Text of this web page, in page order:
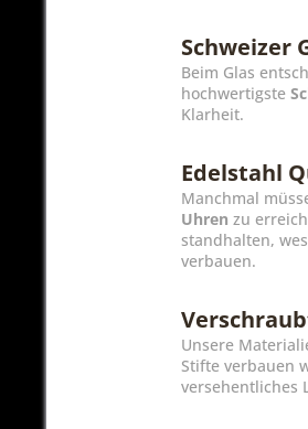
Schweizer
Beim Glas
hochwertigste
Klarheit.
Edelstahl
Manchmal
Uhren zu
standhalten,
verbauen.
Unsere
Stifte verbauen
versehentliches